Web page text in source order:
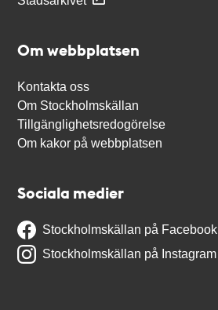
Om webbplatsen
Kontakta oss
Om Stockholmskällan
Tillgänglighetsredogörelse
Om kakor på webbplatsen
Sociala medier
Stockholmskällan på Facebook
Stockholmskällan på Instagram